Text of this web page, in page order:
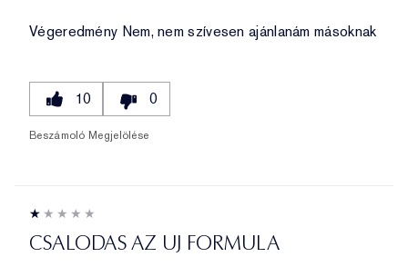
Végeredmény Nem, nem szívesen ajánlanám másoknak
10 0
Beszámoló Megjelölése
CSALODAS AZ UJ FORMULA